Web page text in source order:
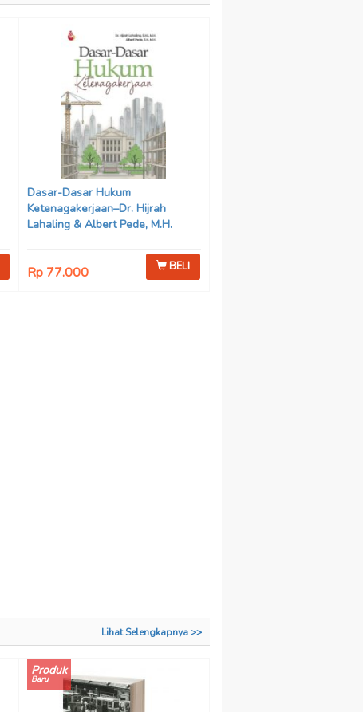
Dasar-Dasar Hukum
Ketenagakerjaan–Dr. Hijrah
Lahaling & Albert Pede, M.H.
Rp 77.000 BELI
Lihat Selengkapnya >>
Produk
Baru